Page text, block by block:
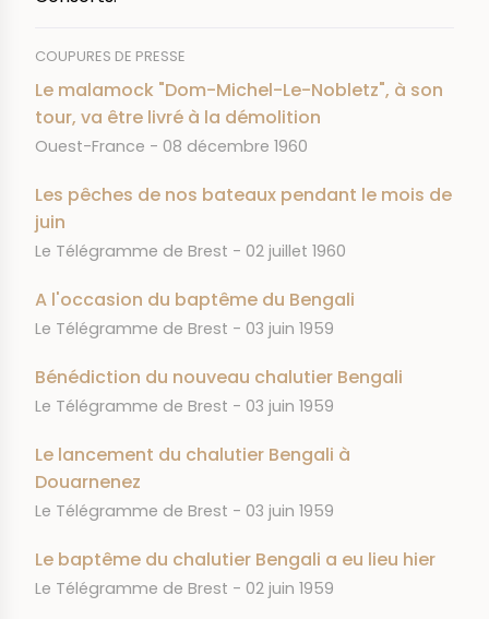
COUPURES DE PRESSE
Le malamock "Dom-Michel-Le-Nobletz", à son
tour, va être livré à la démolition
JOURNAL
Ouest-France DATE
08 décembre 1960
Les pêches de nos bateaux pendant le mois de
juin
JOURNAL
Le Télégramme de Brest DATE
02 juillet 1960
A l'occasion du baptême du Bengali
JOURNAL
Le Télégramme de Brest DATE
03 juin 1959
Bénédiction du nouveau chalutier Bengali
JOURNAL
Le Télégramme de Brest DATE
03 juin 1959
Le lancement du chalutier Bengali à
Douarnenez
JOURNAL
Le Télégramme de Brest DATE
03 juin 1959
Le baptême du chalutier Bengali a eu lieu hier
JOURNAL
Le Télégramme de Brest DATE
02 juin 1959